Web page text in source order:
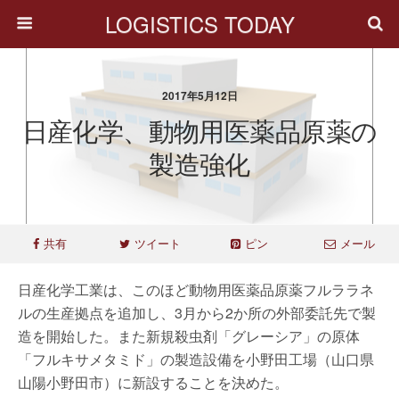
LOGISTICS TODAY
2017年5月12日
日産化学、動物用医薬品原薬の
製造強化
共有 ツイート ピン メール
日産化学工業は、このほど動物用医薬品原薬フルララネ
ルの生産拠点を追加し、3月から2か所の外部委託先で製
造を開始した。また新規殺虫剤「グレーシア」の原体
「フルキサメタミド」の製造設備を小野田工場（山口県
山陽小野田市）に新設することを決めた。